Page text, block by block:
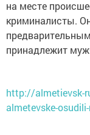
на месте
криминалисты.
принадлежит
http://almetievsk-
almetevske-